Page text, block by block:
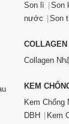
Son lì
Son
nước
Son
COLLAGEN
Collagen
KEM
Kem Chống
DBH
Kem